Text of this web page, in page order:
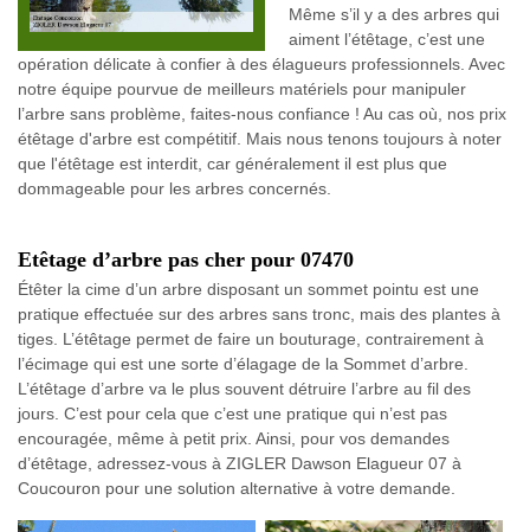
Même s’il y a des arbres qui
aiment l’étêtage, c’est une
opération délicate à confier à des élagueurs professionnels. Avec
notre équipe pourvue de meilleurs matériels pour manipuler
l’arbre sans problème, faites-nous confiance ! Au cas où, nos prix
étêtage d'arbre est compétitif. Mais nous tenons toujours à noter
que l'étêtage est interdit, car généralement il est plus que
dommageable pour les arbres concernés.
Etêtage d’arbre pas cher pour 07470
Étêter la cime d’un arbre disposant un sommet pointu est une
pratique effectuée sur des arbres sans tronc, mais des plantes à
tiges. L’étêtage permet de faire un bouturage, contrairement à
l’écimage qui est une sorte d’élagage de la Sommet d’arbre.
L’étêtage d’arbre va le plus souvent détruire l’arbre au fil des
jours. C’est pour cela que c’est une pratique qui n’est pas
encouragée, même à petit prix. Ainsi, pour vos demandes
d’étêtage, adressez-vous à ZIGLER Dawson Elagueur 07 à
Coucouron pour une solution alternative à votre demande.